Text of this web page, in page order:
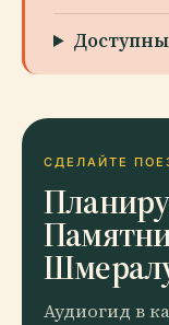
СДЕЛАЙТЕ
Аудиогид в